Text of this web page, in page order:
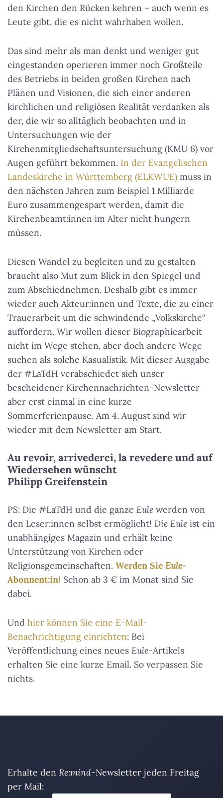
den Kirchen den Rücken kehren – auch wenn es
Leute gibt, die es nicht wahrhaben wollen.
Das sind mehr als man denkt und weniger gut
eingestanden operieren immer noch Großteile
des Betriebs in beiden großen Kirchen nach
Plänen und Visionen, die sich einer anderen
kirchlichen und religiösen Realität verdanken als
der, die wir so alltäglich beobachten und in
Untersuchungen wie der
Kirchenmitgliedschaftsuntersuchung (KMU 6) vor
Augen geführt bekommen. In der Evangelischen
Landeskirche in Württemberg (ELKWUE) muss in
den nächsten Jahren zum Beispiel 1 Milliarde
Euro zusammengespart werden, damit die
Kirchenbeamt:innen im Alter nicht hungern
müssen.
Diesen Wandel zu begleiten und zu gestalten
braucht also Mut zum Blick in den Spiegel und
zum Abschiednehmen. Deshalb gibt es immer
wieder auch Akteur:innen und Texte, die zu einer
Trauerarbeit um die schwindende „Volkskirche“
auffordern. Wir wollen dieser Biographiearbeit
nicht im Wege stehen, aber doch andere Wege
suchen als solche Kasualistik. Mit dieser Ausgabe
der #LaTdH verabschiedet sich unser
bescheidener Kirchennachrichten-Newsletter
aber erst einmal in eine kurze
Sommerferienpause. Am 4. August sind wir
wieder mit dem Newsletter am Start.
Au revoir, arrivederci, la revedere und auf
Wiedersehen wünscht
Philipp Greifenstein
PS: Die #LaTdH und die ganze Eule werden von
den Leser:innen selbst ermöglicht! Die Eule ist ein
unabhängiges Magazin und erhält keine
Unterstützung von Kirchen oder
Religionsgemeinschaften. Werden Sie Eule-
Abonnent:in! Schon ab 3 € im Monat sind Sie
dabei.
Und hier können Sie eine E-Mail-
Benachrichtigung einrichten: Bei
Veröffentlichung eines neues Eule-Artikels
erhalten Sie eine kurze Email. So verpassen Sie
nichts.
Erhalte den Re:mind-Newsletter jeden Freitag
per Mail: